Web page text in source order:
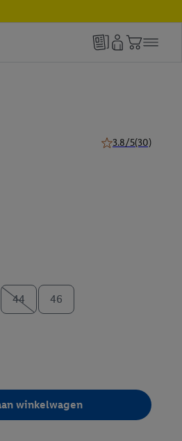
3.8/5(30)
44 46
winkelwagen